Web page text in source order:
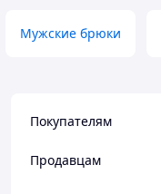
Мужские брюки
Покупателям
Продавцам